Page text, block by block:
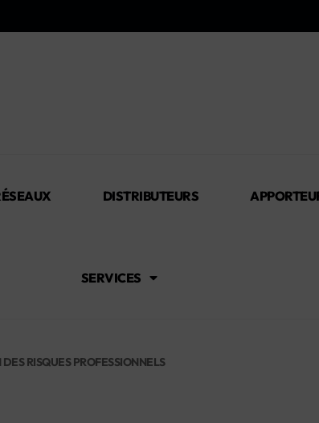
DISTRIBUTEURS
SERVICES
RISQUES PROFESSIONNELS